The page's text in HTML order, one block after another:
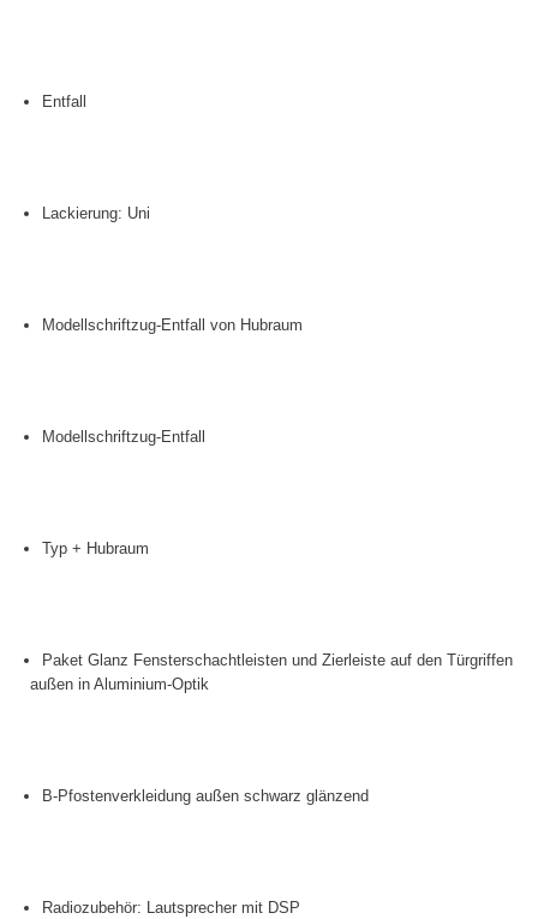
Entfall
Lackierung: Uni
Modellschriftzug-Entfall von Hubraum
Modellschriftzug-Entfall
Typ + Hubraum
Paket Glanz Fensterschachtleisten und Zierleiste auf den Türgriffen
außen in Aluminium-Optik
B-Pfostenverkleidung außen schwarz glänzend
Radiozubehör: Lautsprecher mit DSP